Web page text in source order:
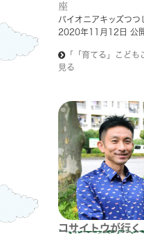
座
パイオニアキッズつつ
2020年11月12日 公
「「育てる」こども
見る
コサイトウが行く